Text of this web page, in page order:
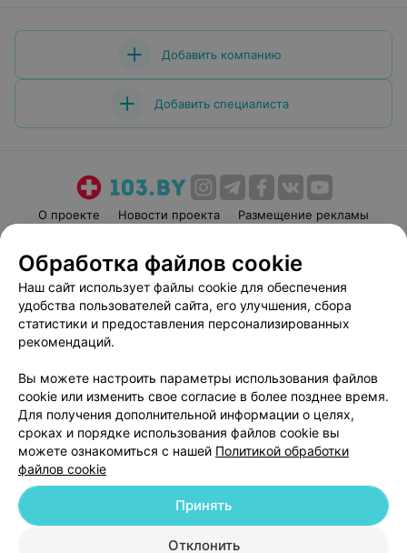
Добавить компанию
Добавить специалиста
О проекте Новости проекта
Размещение рекламы
Пользовательское соглашение
Способы оплаты
Вакансии
Партнеры
Написать руководителю 103.by
Обработка персональных данных
© 2026 ООО «Артокс Лаб», УНП 191700409
| 220012, Республика Беларусь,
г. Минск, улица Толбухина, 2, пом. 16 | help@103.by
Обработка файлов cookie
Наш сайт использует файлы cookie для обеспечения
удобства пользователей сайта, его улучшения, сбора
статистики и предоставления персонализированных
рекомендаций.
Вы можете настроить параметры использования файлов
cookie или изменить свое согласие в более позднее время.
Для получения дополнительной информации о целях,
сроках и порядке использования файлов cookie вы
можете ознакомиться с нашей Политикой обработки
файлов cookie
Отклонить
Принять